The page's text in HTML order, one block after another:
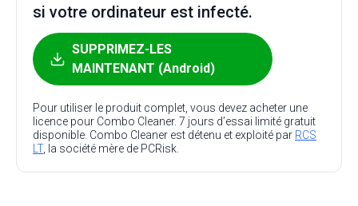
si votre ordinateur est infecté.
SUPPRIMEZ-LES
MAINTENANT (Android)
Pour utiliser le produit complet, vous devez acheter une
licence pour Combo Cleaner. 7 jours d’essai limité gratuit
disponible. Combo Cleaner est détenu et exploité par RCS
LT, la société mère de PCRisk.